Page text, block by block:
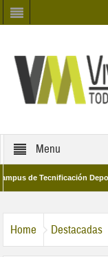
Menu
Tecnificación Deportiva
Home Destacadas